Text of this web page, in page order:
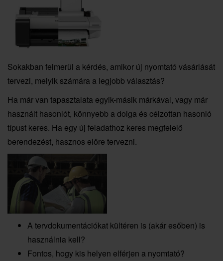
Sokakban felmerül a kérdés, amikor új nyomtató vásárlását
tervezi, melyik számára a legjobb választás?
Ha már van tapasztalata egyik-másik márkával, vagy már
használt hasonlót, könnyebb a dolga és célzottan hasonló
típust keres. Ha egy új feladathoz keres megfelelő
berendezést, hasznos előre tervezni.
A tervdokumentációkat kültéren is (akár esőben) is
használnia kell?
Fontos, hogy kis helyen elférjen a nyomtató?